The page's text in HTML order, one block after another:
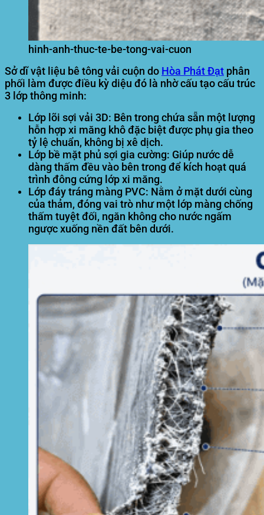
hinh-anh-thuc-te-be-tong-vai-cuon
Sở dĩ vật liệu bê tông vải cuộn do Hòa Phát Đạt phân
phối làm được điều kỳ diệu đó là nhờ cấu tạo cấu trúc
3 lớp thông minh:
Lớp lõi sợi vải 3D: Bên trong chứa sẵn một lượng
hỗn hợp xi măng khô đặc biệt được phụ gia theo
tỷ lệ chuẩn, không bị xê dịch.
Lớp bề mặt phủ sợi gia cường: Giúp nước dễ
dàng thấm đều vào bên trong để kích hoạt quá
trình đông cứng lớp xi măng.
Lớp đáy tráng màng PVC: Nằm ở mặt dưới cùng
của thảm, đóng vai trò như một lớp màng chống
thấm tuyệt đối, ngăn không cho nước ngấm
ngược xuống nền đất bên dưới.